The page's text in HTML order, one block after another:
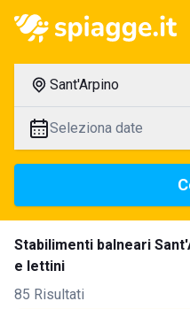
Sant'Arpino
Seleziona date
Stabilimenti balneari
e lettini
85 Risultati